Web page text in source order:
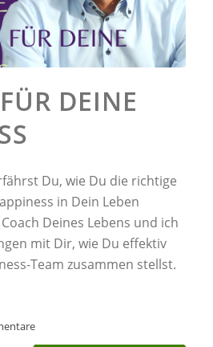
DEINE
Du, wie Du die richtige
in Dein Leben
Deines Lebens und ich
mit Dir, wie Du effektiv
Team zusammen stellst.